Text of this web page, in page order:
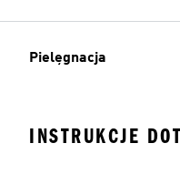
Pielęgnacja
INSTRUKCJE